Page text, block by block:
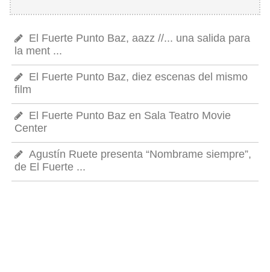
El Fuerte Punto Baz, aazz //... una salida para
la ment ...
El Fuerte Punto Baz, diez escenas del mismo
film
El Fuerte Punto Baz en Sala Teatro Movie
Center
Agustín Ruete presenta “Nombrame siempre”,
de El Fuerte ...